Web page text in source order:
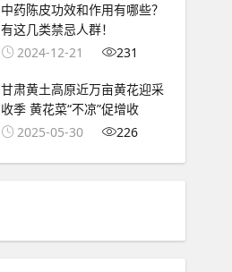
中药陈皮功效和作用有哪些？
有这几类禁忌人群！
2024-12-21
231
甘肃黄土高原近万亩黄花迎采
收季 黄花菜“不凉”促增收
2025-05-30
226